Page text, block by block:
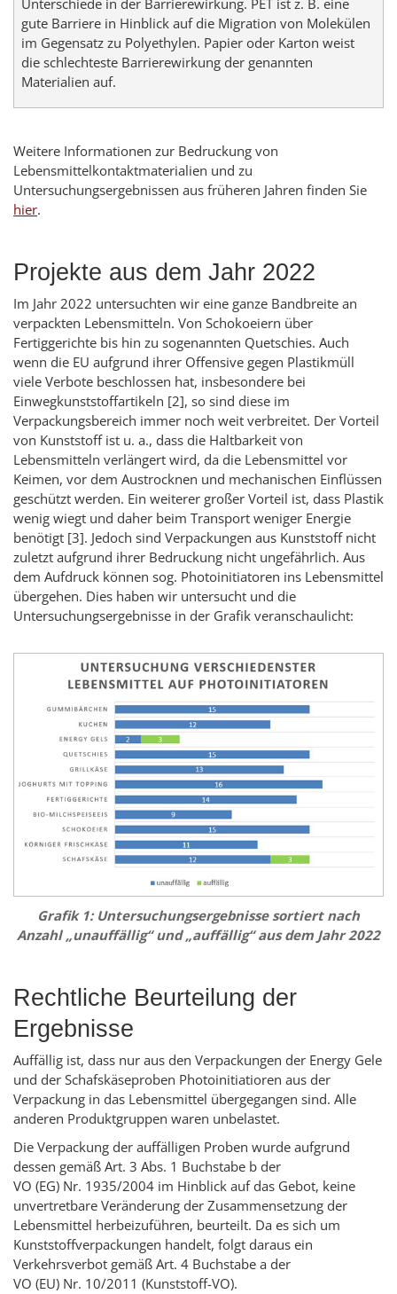
gute Barriere in Hinblick auf die Migration von Molekülen
im Gegensatz zu Polyethylen. Papier oder Karton weist
die schlechteste Barrierewirkung der genannten
Materialien auf.
Weitere Informationen zur Bedruckung von
Lebensmittelkontaktmaterialien und zu
Untersuchungsergebnissen aus früheren Jahren finden Sie
hier.
Projekte aus dem Jahr 2022
Im Jahr 2022 untersuchten wir eine ganze Bandbreite an
verpackten Lebensmitteln. Von Schokoeiern über
Fertiggerichte bis hin zu sogenannten Quetschies. Auch
wenn die EU aufgrund ihrer Offensive gegen Plastikmüll
viele Verbote beschlossen hat, insbesondere bei
Einwegkunststoffartikeln [2], so sind diese im
Verpackungsbereich immer noch weit verbreitet. Der Vorteil
von Kunststoff ist u. a., dass die Haltbarkeit von
Lebensmitteln verlängert wird, da die Lebensmittel vor
Keimen, vor dem Austrocknen und mechanischen Einflüssen
geschützt werden. Ein weiterer großer Vorteil ist, dass Plastik
wenig wiegt und daher beim Transport weniger Energie
benötigt [3]. Jedoch sind Verpackungen aus Kunststoff nicht
zuletzt aufgrund ihrer Bedruckung nicht ungefährlich. Aus
dem Aufdruck können sog. Photoinitiatoren ins Lebensmittel
übergehen. Dies haben wir untersucht und die
Untersuchungsergebnisse in der Grafik veranschaulicht:
Grafik 1: Untersuchungsergebnisse sortiert nach
Anzahl „unauffällig“ und „auffällig“ aus dem Jahr 2022
Rechtliche Beurteilung der
Ergebnisse
Auffällig ist, dass nur aus den Verpackungen der Energy Gele
und der Schafskäseproben Photoinitiatioren aus der
Verpackung in das Lebensmittel übergegangen sind. Alle
anderen Produktgruppen waren unbelastet.
Die Verpackung der auffälligen Proben wurde aufgrund
dessen gemäß Art. 3 Abs. 1 Buchstabe b der
VO (EG) Nr. 1935/2004 im Hinblick auf das Gebot, keine
unvertretbare Veränderung der Zusammensetzung der
Lebensmittel herbeizuführen, beurteilt. Da es sich um
Kunststoffverpackungen handelt, folgt daraus ein
Verkehrsverbot gemäß Art. 4 Buchstabe a der
VO (EU) Nr. 10/2011 (Kunststoff-VO).